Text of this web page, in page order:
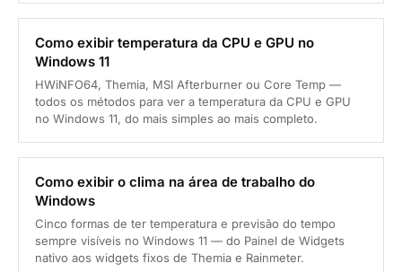
Como exibir temperatura da CPU e GPU no
Windows 11
HWiNFO64, Themia, MSI Afterburner ou Core Temp —
todos os métodos para ver a temperatura da CPU e GPU
no Windows 11, do mais simples ao mais completo.
Como exibir o clima na área de trabalho do
Windows
Cinco formas de ter temperatura e previsão do tempo
sempre visíveis no Windows 11 — do Painel de Widgets
nativo aos widgets fixos de Themia e Rainmeter.